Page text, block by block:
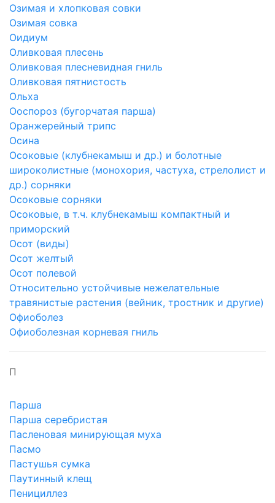
Озимая и хлопковая совки
Озимая совка
Оидиум
Оливковая плесень
Оливковая плесневидная гниль
Оливковая пятнистость
Ольха
Ооспороз (бугорчатая парша)
Оранжерейный трипс
Осина
Осоковые (клубнекамыш и др.) и болотные
широколистные (монохория, частуха, стрелолист и
др.) сорняки
Осоковые сорняки
Осоковые, в т.ч. клубнекамыш компактный и
приморский
Осот (виды)
Осот желтый
Осот полевой
Относительно устойчивые нежелательные
травянистые растения (вейник, тростник и другие)
Офиоболез
Офиоболезная корневая гниль
П
Парша
Парша серебристая
Пасленовая минирующая муха
Пасмо
Пастушья сумка
Паутинный клещ
Пенициллез